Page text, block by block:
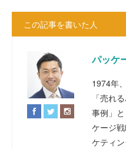
この記事を書いた人
パッケ
1974年
「売れ
事例」
ケージ
ケティ